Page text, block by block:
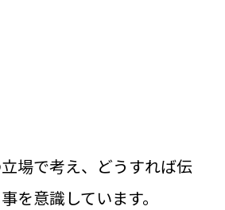
場で考え、どうすれば伝
を意識しています。